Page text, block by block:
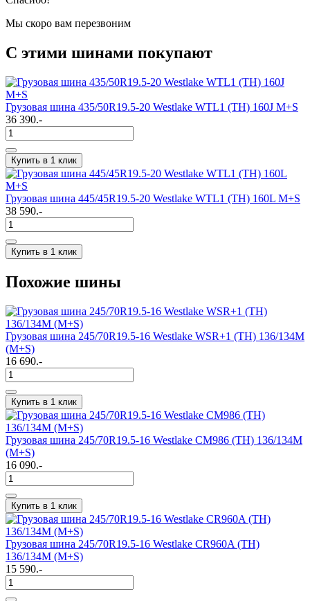
Мы скоро вам перезвоним
С этими шинами покупают
Грузовая шина 435/50R19.5-20 Westlake WTL1 (TH) 160J M+S
36 390.-
Купить в 1 клик
Грузовая шина 445/45R19.5-20 Westlake WTL1 (TH) 160L M+S
38 590.-
Купить в 1 клик
Похожие шины
Грузовая шина 245/70R19.5-16 Westlake WSR+1 (TH) 136/134M
(M+S)
16 690.-
Купить в 1 клик
Грузовая шина 245/70R19.5-16 Westlake CM986 (TH) 136/134M
(M+S)
16 090.-
Купить в 1 клик
Грузовая шина 245/70R19.5-16 Westlake CR960A (TH)
136/134M (M+S)
15 590.-